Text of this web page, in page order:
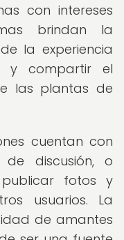
con intereses
brindan la
la experiencia
y compartir el
las plantas de
cuentan con
discusión, o
fotos y
usuarios. La
de amantes